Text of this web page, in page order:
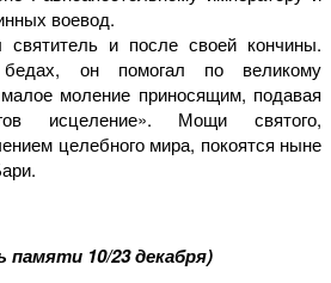
воевод.
святитель и после своей кончины.
он помогал по великому
моление приносящим, подавая
исцеление». Мощи святого,
целебного мира, покоятся ныне
памяти 10/23 декабря)